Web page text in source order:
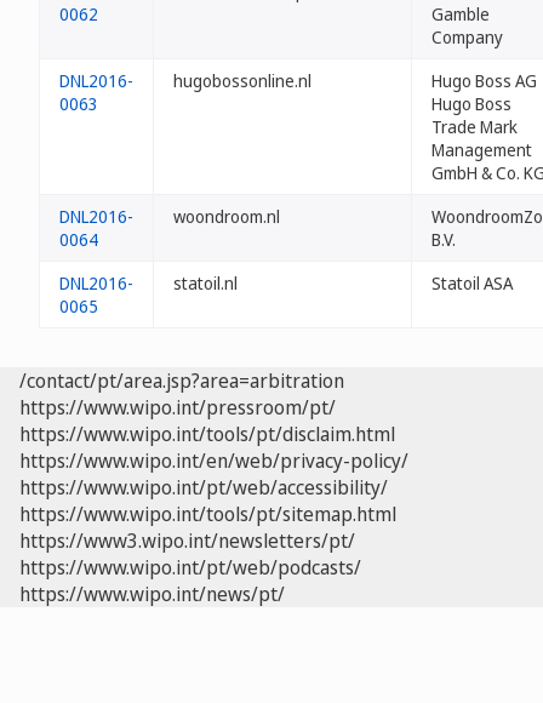
0062
Gamble
Company
DNL2016-
0063
hugobossonline.nl
Hugo Boss AG
Hugo Boss
Trade Mark
Management
GmbH & Co.
DNL2016-
0064
woondroom.nl
B.V.
DNL2016-
0065
statoil.nl Statoil ASA
/contact/pt/area.jsp?area=arbitration
https://www.wipo.int/pressroom/pt/
https://www.wipo.int/tools/pt/disclaim.html
https://www.wipo.int/en/web/privacy-policy/
https://www.wipo.int/pt/web/accessibility/
https://www.wipo.int/tools/pt/sitemap.html
https://www3.wipo.int/newsletters/pt/
https://www.wipo.int/pt/web/podcasts/
https://www.wipo.int/news/pt/